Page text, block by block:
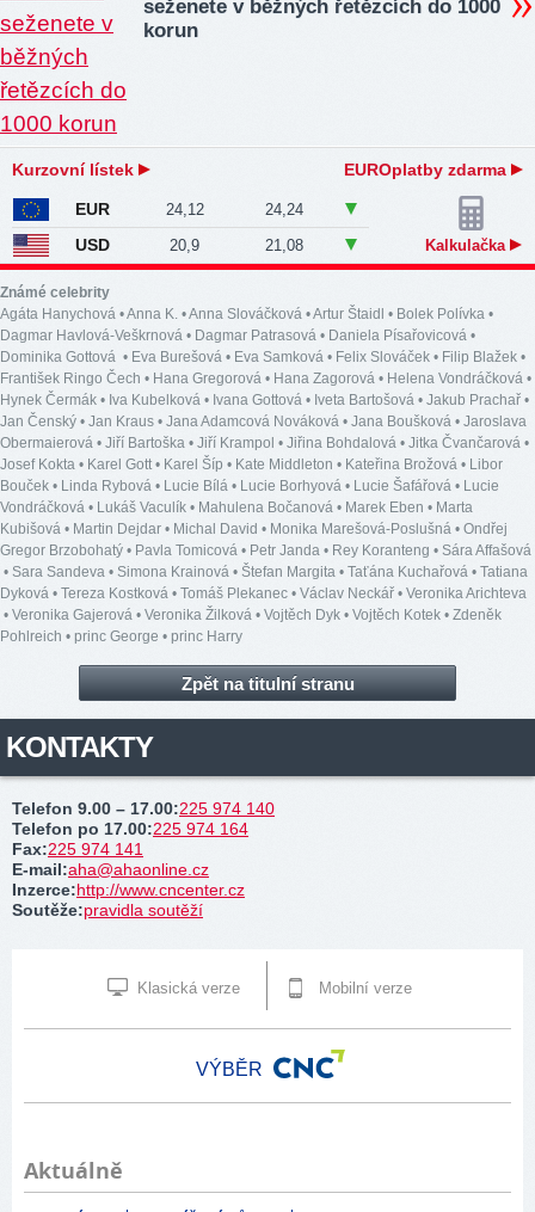
seženete v běžných řetězcích do 1000
korun
Kurzovní lístek EUROplatby zdarma
EUR 24,12 24,24
USD 20,9 21,08 Kalkulačka
Známé celebrity
Agáta Hanychová •Anna K. •Anna Slováčková •Artur Štaidl • Bolek Polívka •
Dagmar Havlová-Veškrnová • Dagmar Patrasová • Daniela Písařovicová •
Dominika Gottová • Eva Burešová • Eva Samková • Felix Slováček • Filip Blažek •
František Ringo Čech • Hana Gregorová • Hana Zagorová • Helena Vondráčková •
Hynek Čermák • Iva Kubelková • Ivana Gottová • Iveta Bartošová • Jakub Prachař •
Jan Čenský • Jan Kraus • Jana Adamcová Nováková • Jana Boušková • Jaroslava
Obermaierová • Jiří Bartoška • Jiří Krampol • Jiřina Bohdalová • Jitka Čvančarová •
Josef Kokta • Karel Gott • Karel Šíp • Kate Middleton • Kateřina Brožová • Libor
Bouček • Linda Rybová • Lucie Bílá • Lucie Borhyová • Lucie Šafářová • Lucie
Vondráčková • Lukáš Vaculík • Mahulena Bočanová • Marek Eben • Marta
Kubišová • Martin Dejdar • Michal David • Monika Marešová-Poslušná • Ondřej
Gregor Brzobohatý • Pavla Tomicová • Petr Janda • Rey Koranteng • Sára Affašová
• Sara Sandeva • Simona Krainová • Štefan Margita • Taťána Kuchařová • Tatiana
Dyková • Tereza Kostková • Tomáš Plekanec • Václav Neckář • Veronika Arichteva
• Veronika Gajerová • Veronika Žilková • Vojtěch Dyk • Vojtěch Kotek • Zdeněk
Pohlreich • princ George • princ Harry
Zpět na titulní stranu
KONTAKTY
Telefon 9.00 – 17.00:225 974 140
Telefon po 17.00:225 974 164
Fax:225 974 141
E-mail:aha@ahaonline.cz
Inzerce:http://www.cncenter.cz
Soutěže:pravidla soutěží
Klasická verze Mobilní verze
VÝBĚR
Aktuálně